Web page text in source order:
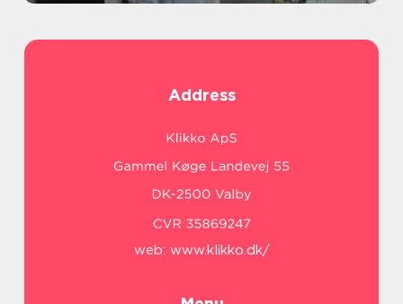
Address
web: www.klikko.dk/